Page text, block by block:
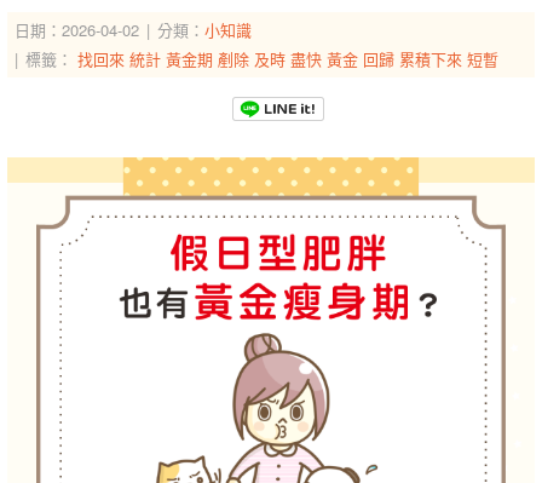
日期：2026-04-02 分類： 小知識
標籤： 找回來 統計 黃金期 剷除 及時 盡快 黃金 回歸 累積下來 短暫